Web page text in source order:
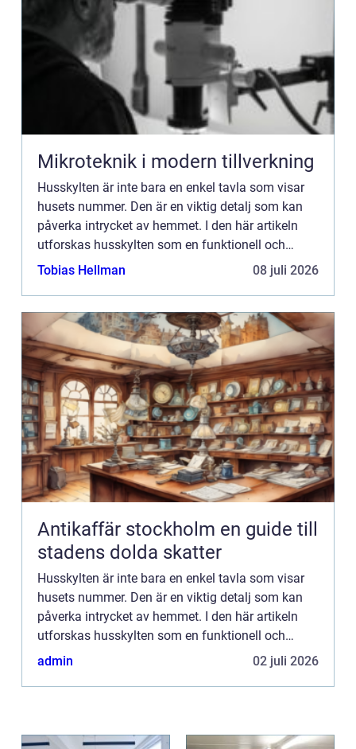
Mikroteknik i modern tillverkning
Husskylten är inte bara en enkel tavla som visar
husets nummer. Den är en viktig detalj som kan
påverka intrycket av hemmet. I den här artikeln
utforskas husskylten som en funktionell och
estetisk komponent, samt dess historiska ...
Tobias Hellman 08 juli 2026
Antikaffär stockholm en guide till
stadens dolda skatter
Husskylten är inte bara en enkel tavla som visar
husets nummer. Den är en viktig detalj som kan
påverka intrycket av hemmet. I den här artikeln
utforskas husskylten som en funktionell och
estetisk komponent, samt dess historiska ...
admin 02 juli 2026